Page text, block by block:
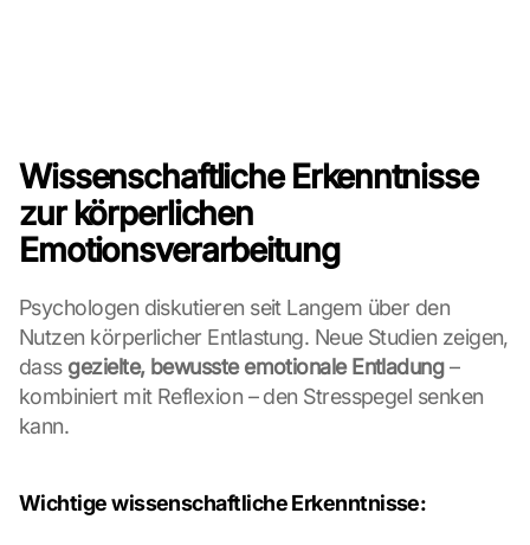
Wissenschaftliche Erkenntnisse
zur körperlichen
Emotionsverarbeitung
Psychologen diskutieren seit Langem über den
Nutzen körperlicher Entlastung. Neue Studien zeigen,
dass gezielte, bewusste emotionale Entladung –
kombiniert mit Reflexion – den Stresspegel senken
kann.
Wichtige wissenschaftliche Erkenntnisse:
r
e
e
t
t
h
e
l
o
n